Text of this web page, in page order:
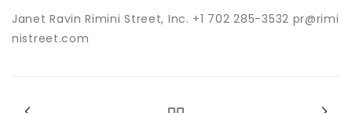
Janet Ravin Rimini Street, Inc. +1 702 285-3532 pr@rimi
nistreet.com